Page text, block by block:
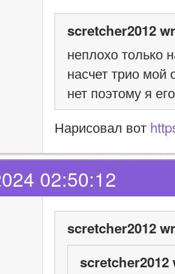
scretcher2012
неплохо только
насчет трио мой
нет поэтому я
Нарисовал вот
02:50:12
scretcher2012
scretcher2012